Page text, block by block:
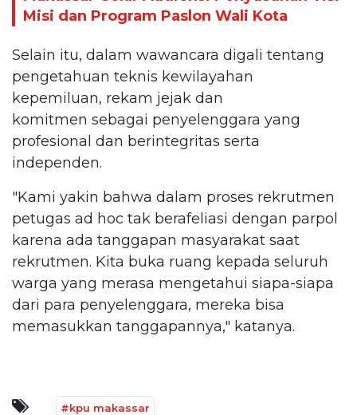
Misi dan Program Paslon Wali Kota
Selain itu, dalam wawancara digali tentang
pengetahuan teknis kewilayahan
kepemiluan, rekam jejak dan
komitmen sebagai penyelenggara yang
profesional dan berintegritas serta
independen.
"Kami yakin bahwa dalam proses rekrutmen
petugas ad hoc tak berafeliasi dengan parpol
karena ada tanggapan masyarakat saat
rekrutmen. Kita buka ruang kepada seluruh
warga yang merasa mengetahui siapa-siapa
dari para penyelenggara, mereka bisa
memasukkan tanggapannya," katanya.
#kpu makassar